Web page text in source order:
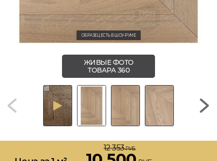
ОБРАЗЕЦ ЕСТЬ В ШОУ-РУМЕ
ЖИВЫЕ ФОТО
ТОВАРА 360
12 353РУБ.